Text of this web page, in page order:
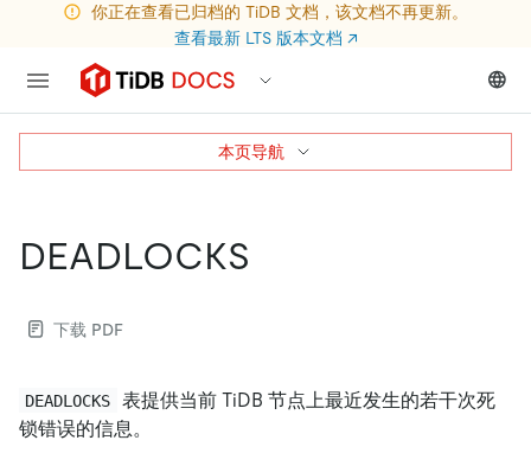
你正在查看已归档的 TiDB 文档，该文档不再更新。
查看最新 LTS 版本文档 ↗
DEADLOCKS
下载 PDF
DEADLOCKS
表提供当前 TiDB 节点上最近发生的若干次死
锁错误的信息。
本页导航